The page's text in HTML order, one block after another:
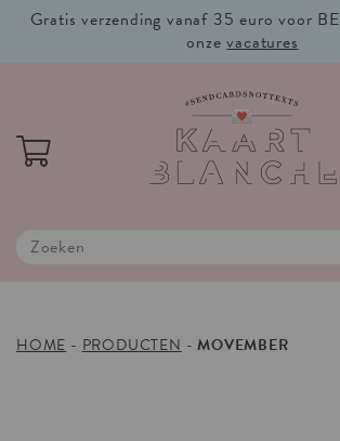
Gratis verzending vanaf 35 euro voor
onzevacatures
HOME - PRODUCTEN -MOVEMBER